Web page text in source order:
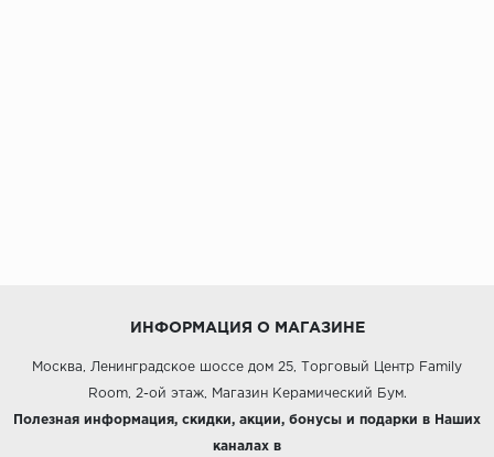
ИНФОРМАЦИЯ О МАГАЗИНЕ
Москва, Ленинградское шоссе дом 25, Торговый Центр Family
Room, 2-ой этаж, Магазин Керамический Бум.
Полезная информация, скидки, акции, бонусы и подарки в Наших
каналах в